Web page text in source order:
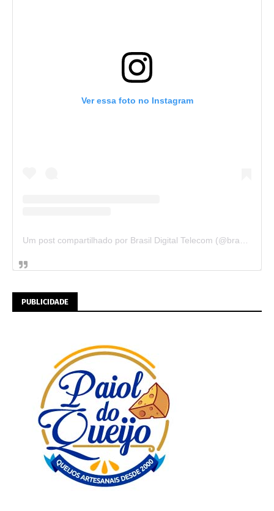
Ver essa foto no Instagram
PUBLICIDADE